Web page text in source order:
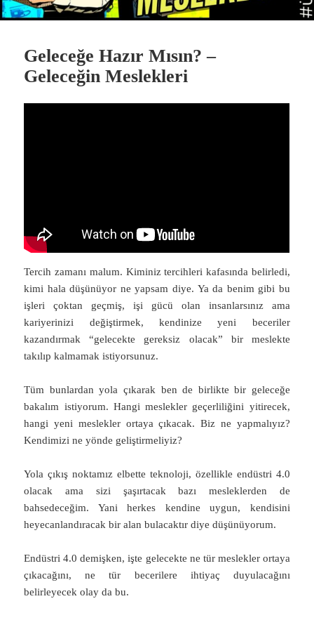
Geleceğe Hazır Mısın? –
Geleceğin Meslekleri
Tercih zamanı malum. Kiminiz tercihleri kafasında belirledi,
kimi hala düşünüyor ne yapsam diye. Ya da benim gibi bu
işleri çoktan geçmiş, işi gücü olan insanlarsınız ama
kariyerinizi değiştirmek, kendinize yeni beceriler
kazandırmak “gelecekte gereksiz olacak” bir meslekte
takılıp kalmamak istiyorsunuz.
Tüm bunlardan yola çıkarak ben de birlikte bir geleceğe
bakalım istiyorum. Hangi meslekler geçerliliğini yitirecek,
hangi yeni meslekler ortaya çıkacak. Biz ne yapmalıyız?
Kendimizi ne yönde geliştirmeliyiz?
Yola çıkış noktamız elbette teknoloji, özellikle endüstri 4.0
olacak ama sizi şaşırtacak bazı mesleklerden de
bahsedeceğim. Yani herkes kendine uygun, kendisini
heyecanlandıracak bir alan bulacaktır diye düşünüyorum.
Endüstri 4.0 demişken, işte gelecekte ne tür meslekler ortaya
çıkacağını, ne tür becerilere ihtiyaç duyulacağını
belirleyecek olay da bu.